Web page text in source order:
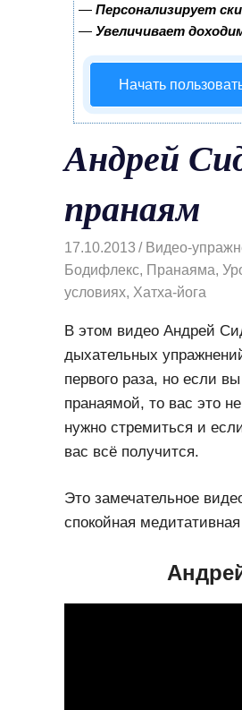
— Персонализирует
— Увеличивает
Начать
Андрей
пранаям
17.10.2013 Видео-
Бодифлекс, Пранаяма,
условиях, Хатха-йога
В этом видео Андрей
дыхательных
первого раза, но если
пранаямой, то вас это
нужно стремиться и
вас всё получится.
Это замечательное
спокойная